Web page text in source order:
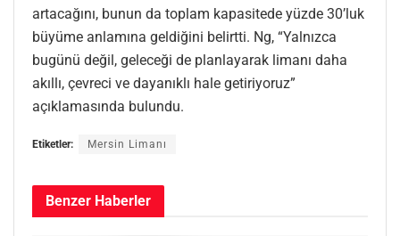
artacağını, bunun da toplam kapasitede yüzde 30’luk
büyüme anlamına geldiğini belirtti. Ng, “Yalnızca
bugünü değil, geleceği de planlayarak limanı daha
akıllı, çevreci ve dayanıklı hale getiriyoruz”
açıklamasında bulundu.
Etiketler: Mersin Limanı
Benzer Haberler